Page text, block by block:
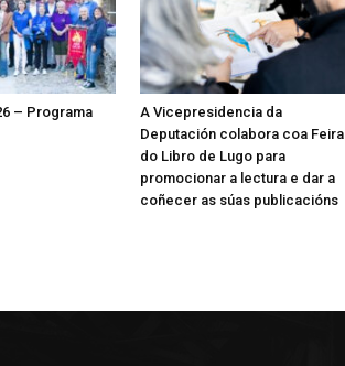
– Programa
A Vicepresidencia da
Deputación colabora coa Feira
do Libro de Lugo para
promocionar a lectura e dar a
coñecer as súas publicacións